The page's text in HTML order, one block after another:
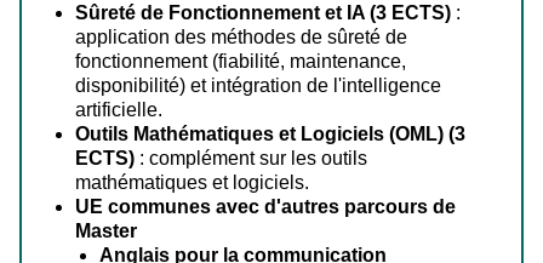
Sûreté de Fonctionnement et IA (3 ECTS):
application des méthodes de sûreté de
fonctionnement (fiabilité, maintenance,
disponibilité) et intégration de l'intelligence
artificielle.
Outils Mathématiques et Logiciels (OML) (3
ECTS) : complément sur les outils
mathématiques et logiciels.
UE communes avec d'autres parcours de
Master
Anglais pour la communication